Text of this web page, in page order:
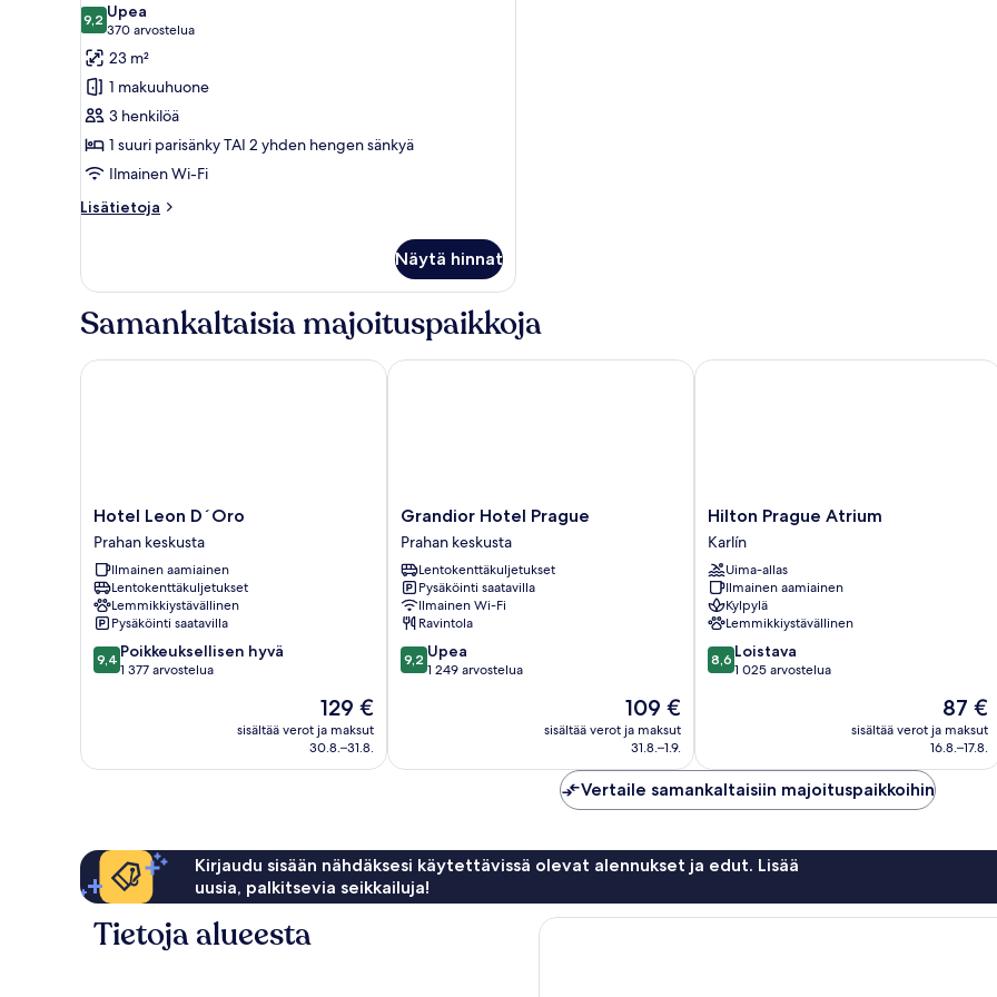
huonetyypin
Kahden
hengen
deluxe-
huone
(yksi
tai
kaksi
9,29,2 kautta 10
Upea
370 arvostelua
(370
arvostelua)
23 m²
1 makuuhuone
3 henkilöä
1 suuri parisänky TAI 2 yhden hengen sänkyä
Ilmainen Wi-Fi
Lisätietoja
Lisätietoja
deluxe-
(yksi
kaksi
Näytä hinnat
Samankaltaisia majoituspaikkoja
Hotel
Leon
D
´Oro
Prahan
keskusta
Hotel Leon D´Oro
Prahan keskusta
Ilmainen aamiainen
Lentokenttäkuljetukset
Lemmikkiystävällinen
Pysäköinti saatavilla
9.4
kautta
arvostelua
9,4 Poikkeuksellisen hyvä
1 377 arvostelua
Hinta
on
129 €
129 €
sisältää verot ja maksut
30.8.–31.8.
Hotel Leon D´Oro
Grandior
Hotel
Prague
Prahan
keskusta
Grandior Hotel Prague
Prahan keskusta
Lentokenttäkuljetukset
Pysäköinti saatavilla
Ilmainen Wi-Fi
Ravintola
9.2
kautta
9,2 Upea
1 249 arvostelua
Hinta
on
109 €
109 €
sisältää verot ja maksut
31.8.–1.9.
Grandior Hotel Prague
Hilton
Prague
Atrium
Karlín
Hilton Prague Atrium
Karlín
Uima-allas
Ilmainen aamiainen
Kylpylä
Lemmikkiystävällinen
8.6
kautta
8,6 Loistava
1 025 arvostelua
Hinta
on
87 €
87 €
sisältää verot ja maksut
16.8.–17.8.
Hilton Prague Atrium
Vertaile samankaltaisiin majoituspaikkoihin
Kirjaudu sisään nähdäksesi käytettävissä olevat alennukset ja edut. Lisää
uusia, palkitsevia seikkailuja!
Tietoja alueesta